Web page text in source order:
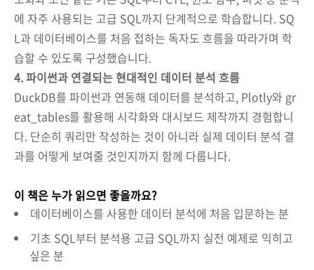
에 자주 사용되는 고급 SQL까지 단계적으로 학습합니다. SQ
L과 데이터베이스를 처음 접하는 독자도 흐름을 따라가며 학
습할 수 있도록 구성했습니다.
4. 파이썬과 연결되는 현대적인 데이터 분석 흐름
DuckDB를 파이썬과 연동해 데이터를 분석하고, Plotly와 gr
eat_tables를 활용해 시각화와 대시보드 제작까지 경험합니
다. 단순히 쿼리만 작성하는 것이 아니라 실제 데이터 분석 결
과를 어떻게 보여줄 것인지까지 함께 다룹니다.
이 책은 누가 읽으면 좋을까요?
데이터베이스를 사용한 데이터 분석에 처음 입문하는 분
기초 SQL부터 분석용 고급 SQL까지 실전 예제로 익히고
싶은 분